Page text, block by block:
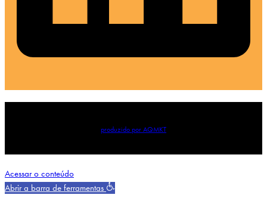
produzido por AQMKT
Acessar o conteúdo
Abrir a barra de ferramentas